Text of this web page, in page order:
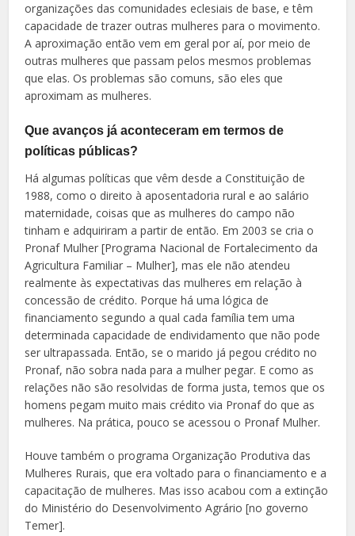
organizações das comunidades eclesiais de base, e têm
capacidade de trazer outras mulheres para o movimento.
A aproximação então vem em geral por aí, por meio de
outras mulheres que passam pelos mesmos problemas
que elas. Os problemas são comuns, são eles que
aproximam as mulheres.
Que avanços já aconteceram em termos de
políticas públicas?
Há algumas políticas que vêm desde a Constituição de
1988, como o direito à aposentadoria rural e ao salário
maternidade, coisas que as mulheres do campo não
tinham e adquiriram a partir de então. Em 2003 se cria o
Pronaf Mulher [Programa Nacional de Fortalecimento da
Agricultura Familiar – Mulher], mas ele não atendeu
realmente às expectativas das mulheres em relação à
concessão de crédito. Porque há uma lógica de
financiamento segundo a qual cada família tem uma
determinada capacidade de endividamento que não pode
ser ultrapassada. Então, se o marido já pegou crédito no
Pronaf, não sobra nada para a mulher pegar. E como as
relações não são resolvidas de forma justa, temos que os
homens pegam muito mais crédito via Pronaf do que as
mulheres. Na prática, pouco se acessou o Pronaf Mulher.
Houve também o programa Organização Produtiva das
Mulheres Rurais, que era voltado para o financiamento e a
capacitação de mulheres. Mas isso acabou com a extinção
do Ministério do Desenvolvimento Agrário [no governo
Temer].